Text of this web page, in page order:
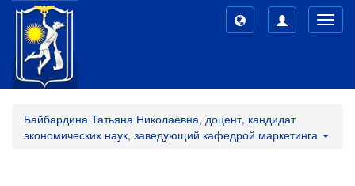
Байбардина Татьяна Николаевна, доцент, кандидат
экономических наук, заведующий кафедрой маркетинга